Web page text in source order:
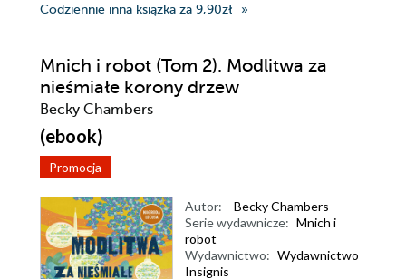
Codziennie inna książka za 9,90zł
Mnich i robot (Tom 2). Modlitwa za
nieśmiałe korony drzew
Becky Chambers
(ebook)
Promocja
Autor:
Becky Chambers
Serie wydawnicze: Mnich i
robot
Wydawnictwo: Wydawnictwo
Insignis